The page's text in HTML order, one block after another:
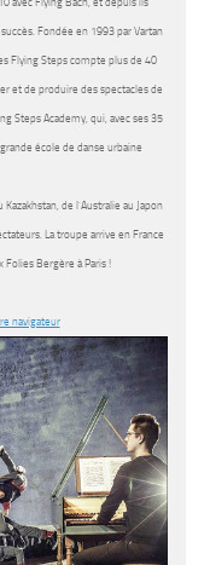
Fondée en 1993 par Vartan
Flying Steps compte plus de 40
et de produire des spectacles de
Steps Academy, qui, avec ses 35
école de danse urbaine
de l’Australie au Japon
La troupe arrive en France
Folies Bergère à Paris !
navigateur